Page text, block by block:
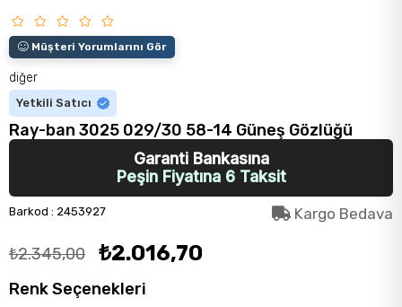
Müşteri Yorumlarını Gör
diğer
Yetkili Satıcı
Ray-ban 3025 029/30 58-14 Güneş Gözlüğü
Garanti Bankasına
Peşin Fiyatına 6 Taksit
Barkod : 2453927 Kargo Bedava
₺2.345,00 ₺2.016,70
Renk Seçenekleri